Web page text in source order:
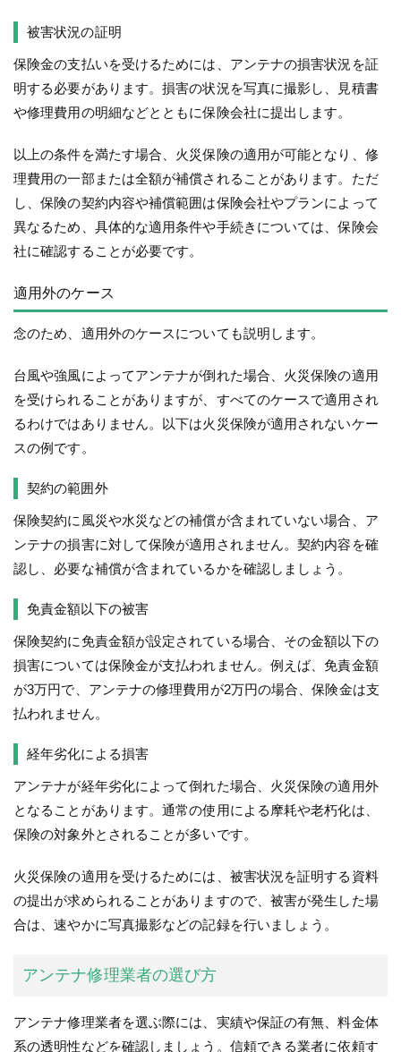
被害状況の証明
保険金の支払いを受けるためには、アンテナの損害状況を証
明する必要があります。損害の状況を写真に撮影し、見積書
や修理費用の明細などとともに保険会社に提出します。
以上の条件を満たす場合、火災保険の適用が可能となり、修
理費用の一部または全額が補償されることがあります。ただ
し、保険の契約内容や補償範囲は保険会社やプランによって
異なるため、具体的な適用条件や手続きについては、保険会
社に確認することが必要です。
適用外のケース
念のため、適用外のケースについても説明します。
台風や強風によってアンテナが倒れた場合、火災保険の適用
を受けられることがありますが、すべてのケースで適用され
るわけではありません。以下は火災保険が適用されないケー
スの例です。
契約の範囲外
保険契約に風災や水災などの補償が含まれていない場合、ア
ンテナの損害に対して保険が適用されません。契約内容を確
認し、必要な補償が含まれているかを確認しましょう。
免責金額以下の被害
保険契約に免責金額が設定されている場合、その金額以下の
損害については保険金が支払われません。例えば、免責金額
が3万円で、アンテナの修理費用が2万円の場合、保険金は支
払われません。
経年劣化による損害
アンテナが経年劣化によって倒れた場合、火災保険の適用外
となることがあります。通常の使用による摩耗や老朽化は、
保険の対象外とされることが多いです。
火災保険の適用を受けるためには、被害状況を証明する資料
の提出が求められることがありますので、被害が発生した場
合は、速やかに写真撮影などの記録を行いましょう。
アンテナ修理業者の選び方
アンテナ修理業者を選ぶ際には、実績や保証の有無、料金体
系の透明性などを確認しましょう。信頼できる業者に依頼す